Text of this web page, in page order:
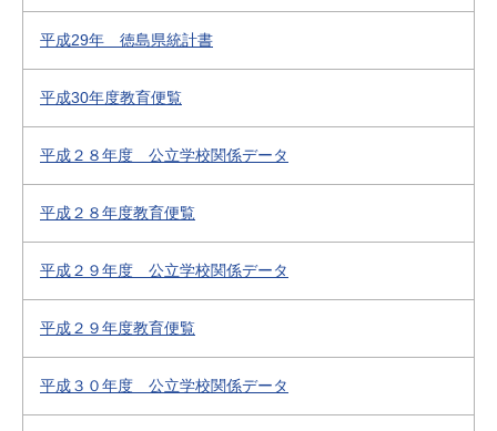
平成29年 徳島県統計書
平成30年度教育便覧
平成２８年度 公立学校関係データ
平成２８年度教育便覧
平成２９年度 公立学校関係データ
平成２９年度教育便覧
平成３０年度 公立学校関係データ